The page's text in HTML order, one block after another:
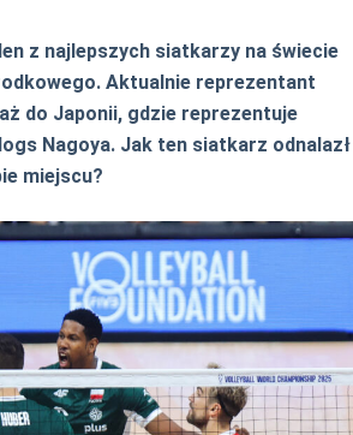
z najlepszych siatkarzy na świecie
Aktualnie reprezentant
do Japonii, gdzie reprezentuje
Nagoya. Jak ten siatkarz odnalazł
miejscu?